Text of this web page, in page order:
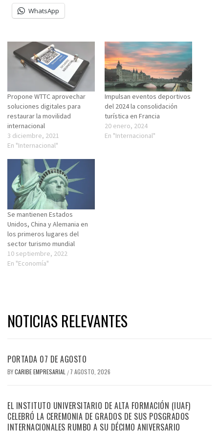
WhatsApp
Propone WTTC aprovechar
soluciones digitales para
restaurar la movilidad
internacional
3 diciembre, 2021
En "Internacional"
Impulsan eventos deportivos
del 2024 la consolidación
turística en Francia
20 enero, 2024
En "Internacional"
Se mantienen Estados
Unidos, China y Alemania en
los primeros lugares del
sector turismo mundial
10 septiembre, 2022
En "Economía"
NOTICIAS RELEVANTES
PORTADA 07 DE AGOSTO
BYCARIBE EMPRESARIAL / 7 AGOSTO, 2026
EL INSTITUTO UNIVERSITARIO DE ALTA FORMACIÓN (IUAF)
CELEBRÓ LA CEREMONIA DE GRADOS DE SUS POSGRADOS
INTERNACIONALES RUMBO A SU DÉCIMO ANIVERSARIO